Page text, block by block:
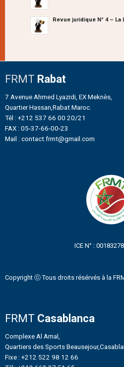
Revue juridique N° 4 –
FRMT Rabat
7 Avenue Ahmed Lyazidi, EX Meknès,
Quartier Hassan,Rabat Maroc.
Tél : +212 537 66 00 20/21
FAX : 05-37-66-00-23
Mail : contact.frmt@gmail.com
ICE N° :
Copyright ⓒ Tous droits résérvés à la
FRMT Casablanca
Complexe Al Amal,
Quartiers des Sports
Fixe : +212 522 98 12 66